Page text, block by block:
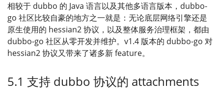
相较于 dubbo 的 Java 语言以及其他多语言版本，dubbo-
go 社区比较自豪的地方之一就是：无论底层网络引擎还是
原生使用的 hessian2 协议，以及整体服务治理框架，都由
dubbo-go 社区从零开发并维护。v1.4 版本的 dubbo-go 对
hessian2 协议又带来了诸多新 feature。
5.1 支持 dubbo 协议的 attachments